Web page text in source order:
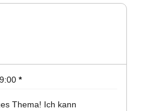
*
Thema! Ich kann